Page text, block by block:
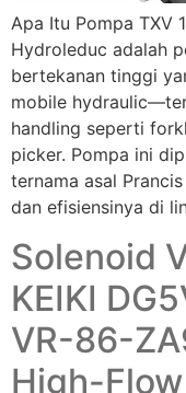
Apa Itu Pompa TXV
Hydroleduc adalah
bertekanan tinggi
mobile
handling seperti
picker. Pompa ini
ternama asal
dan efisiensinya di
Solenoid
KEIKI
VR-86-
High-